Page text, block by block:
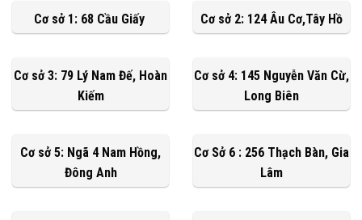
Cơ sở 1: 68 Cầu Giấy
Cơ sở 2: 124 Âu Cơ,Tây Hồ
Cơ sở 3: 79 Lý Nam Đế, Hoàn
Kiếm
Cơ sở 4: 145 Nguyễn Văn Cừ,
Long Biên
Cơ sở 5: Ngã 4 Nam Hồng,
Đông Anh
Cơ Sở 6 : 256 Thạch Bàn, Gia
Lâm